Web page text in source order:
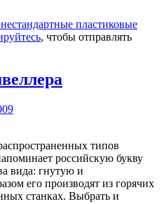
пластиковые
, чтобы отправлять
типов
российскую букву
вида: гнутую и
его производят из горячих
станках. Выбрать и